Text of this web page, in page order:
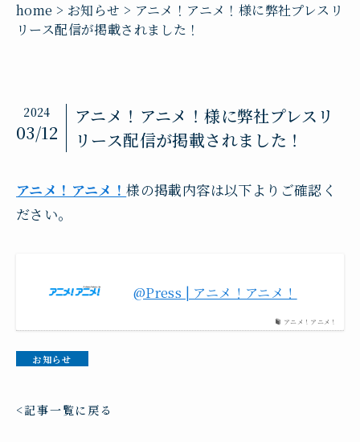
home > お知らせ > アニメ！アニメ！様に弊社プレスリ
リース配信が掲載されました！
2024
03/12
アニメ！アニメ！様に弊社プレスリ
リース配信が掲載されました！
アニメ！アニメ！様の掲載内容は以下よりご確認く
ださい。
アニメ！アニメ！
@Press | アニメ！アニメ！
お知らせ
記事一覧に戻る